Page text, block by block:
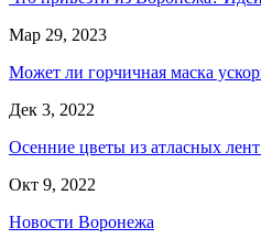
Мар 29, 2023
Может ли горчичная маска
Дек 3, 2022
Осенние цветы из атласных
Окт 9, 2022
Новости Воронежа